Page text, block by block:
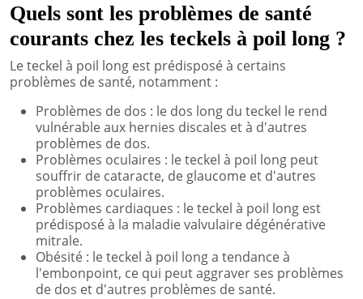
Quels sont les problèmes de santé
courants chez les teckels à poil long ?
Le teckel à poil long est prédisposé à certains
problèmes de santé, notamment :
Problèmes de dos : le dos long du teckel le rend
vulnérable aux hernies discales et à d'autres
problèmes de dos.
Problèmes oculaires : le teckel à poil long peut
souffrir de cataracte, de glaucome et d'autres
problèmes oculaires.
Problèmes cardiaques : le teckel à poil long est
prédisposé à la maladie valvulaire dégénérative
mitrale.
Obésité : le teckel à poil long a tendance à
l'embonpoint, ce qui peut aggraver ses problèmes
de dos et d'autres problèmes de santé.